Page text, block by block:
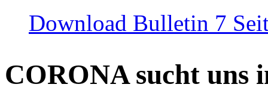
Download Bulletin 7
CORONA sucht uns